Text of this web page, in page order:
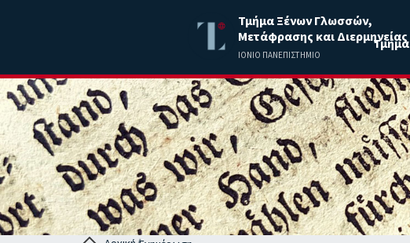
Τμήμα Ξένων Γλωσσών,
Μετάφρασης και Διερμηνείας
ΙΟΝΙΟ ΠΑΝΕΠΙΣΤΗΜΙΟ
Τμήμα